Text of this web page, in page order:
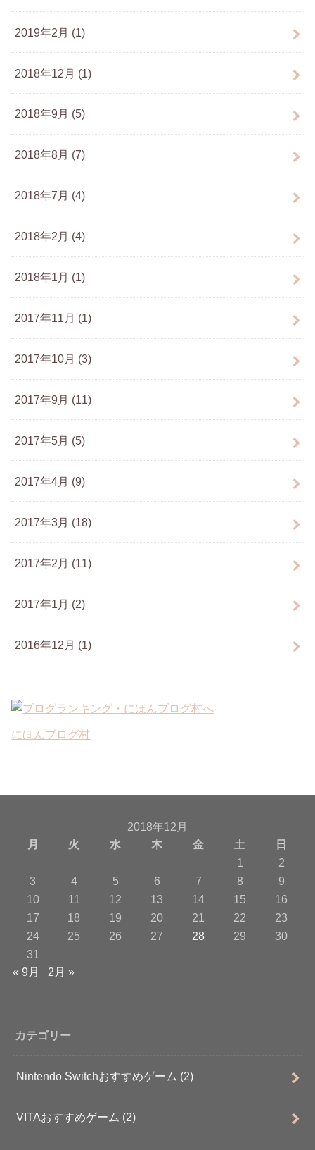
2019年2月 (1)
2018年12月 (1)
2018年9月 (5)
2018年8月 (7)
2018年7月 (4)
2018年2月 (4)
2018年1月 (1)
2017年11月 (1)
2017年10月 (3)
2017年9月 (11)
2017年5月 (5)
2017年4月 (9)
2017年3月 (18)
2017年2月 (11)
2017年1月 (2)
2016年12月 (1)
にほんブログ村
2018年12月
月
火 水 木 金 土
日
1
2
3
4 5 6 7 8
9
10
11 12 13 14 15
16
17
18 19 20 21 22
23
24
25 26 27 28 29
30
31
« 9月
2月 »
カテゴリー
Nintendo Switchおすすめゲーム (2)
VITAおすすめゲーム (2)